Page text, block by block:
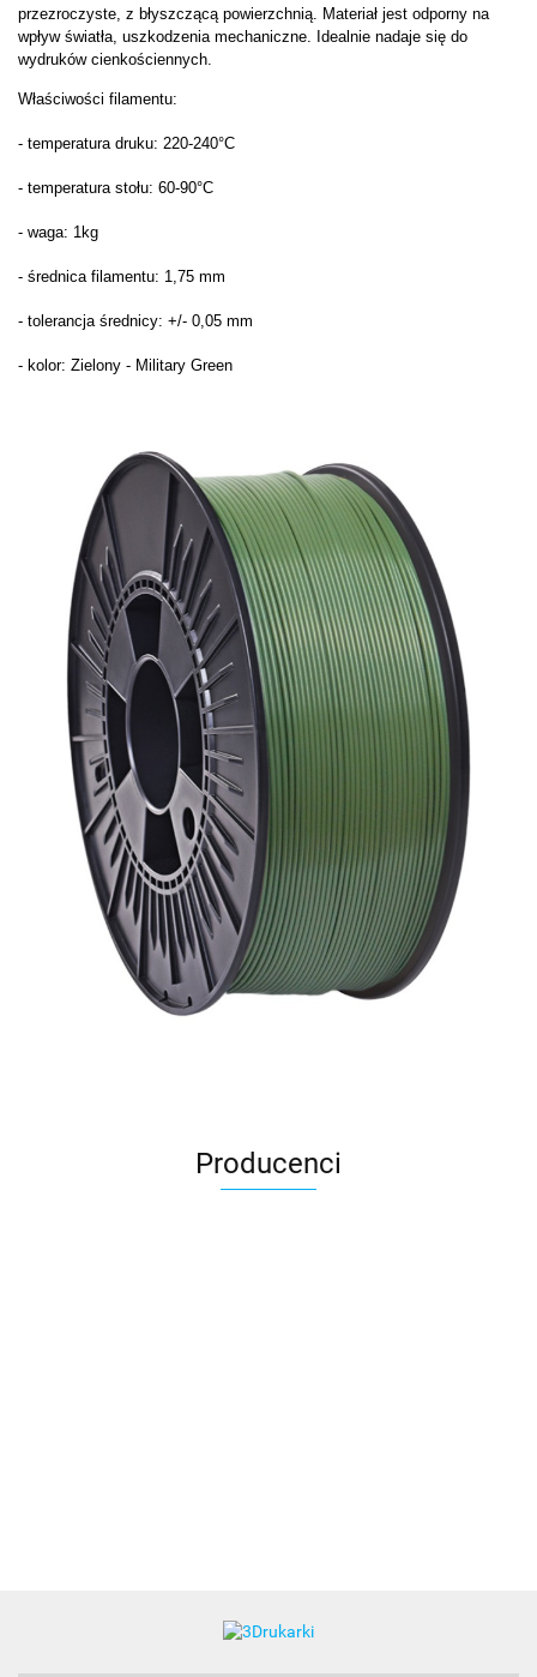
przezroczyste, z błyszczącą powierzchnią. Materiał jest odporny na
wpływ światła, uszkodzenia mechaniczne. Idealnie nadaje się do
wydruków cienkościennych.
Właściwości filamentu:
- temperatura druku: 220-240°C
- temperatura stołu: 60-90°C
- waga: 1kg
- średnica filamentu: 1,75 mm
- tolerancja średnicy: +/- 0,05 mm
- kolor: Zielony - Military Green
Producenci